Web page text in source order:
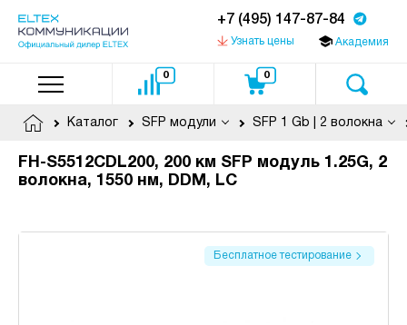
+7 (495) 147-87-84
Узнать цены Академия
0 0
Каталог SFP модули SFP 1 Gb | 2 волокна
FH-S5512CDL200, 200 км SFP модуль 1.25G, 2
волокна, 1550 нм, DDM, LC
Бесплатное тестирование